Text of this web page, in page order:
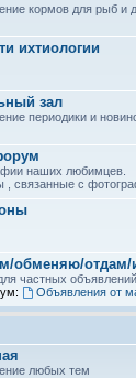
кормов для рыб и
ихтиологии
зал
периодики и
наших любимцев.
, связанные с
обменяю/отдам/
частных объявлений
Объявления от
любых тем